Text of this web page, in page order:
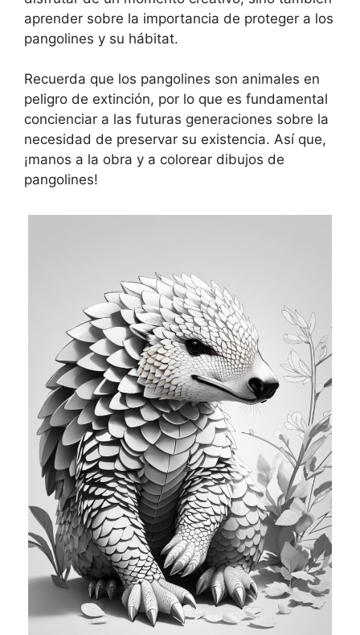
aprender sobre la importancia de proteger a los
pangolines y su hábitat.
Recuerda que los pangolines son animales en
peligro de extinción, por lo que es fundamental
concienciar a las futuras generaciones sobre la
necesidad de preservar su existencia. Así que,
¡manos a la obra y a colorear dibujos de
pangolines!